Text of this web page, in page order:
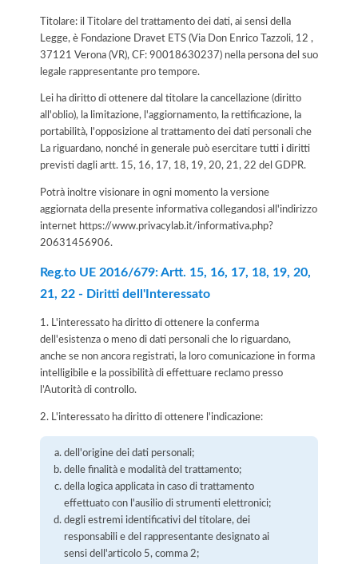
Titolare: il Titolare del trattamento dei dati, ai sensi della
Legge, è Fondazione Dravet ETS (Via Don Enrico Tazzoli, 12 ,
37121 Verona (VR), CF: 90018630237) nella persona del suo
legale rappresentante pro tempore.
Lei ha diritto di ottenere dal titolare la cancellazione (diritto
all'oblio), la limitazione, l'aggiornamento, la rettificazione, la
portabilità, l'opposizione al trattamento dei dati personali che
La riguardano, nonché in generale può esercitare tutti i diritti
previsti dagli artt. 15, 16, 17, 18, 19, 20, 21, 22 del GDPR.
Potrà inoltre visionare in ogni momento la versione
aggiornata della presente informativa collegandosi all'indirizzo
internet https://www.privacylab.it/informativa.php?
20631456906.
Reg.to UE 2016/679: Artt. 15, 16, 17, 18, 19, 20,
21, 22 - Diritti dell'Interessato
1. L'interessato ha diritto di ottenere la conferma
dell'esistenza o meno di dati personali che lo riguardano,
anche se non ancora registrati, la loro comunicazione in forma
intelligibile e la possibilità di effettuare reclamo presso
l’Autorità di controllo.
2. L'interessato ha diritto di ottenere l'indicazione:
dell'origine dei dati personali;
delle finalità e modalità del trattamento;
della logica applicata in caso di trattamento
effettuato con l'ausilio di strumenti elettronici;
degli estremi identificativi del titolare, dei
responsabili e del rappresentante designato ai
sensi dell'articolo 5, comma 2;